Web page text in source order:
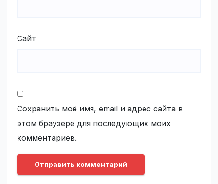
Сайт
Сохранить моё имя, email и адрес сайта в
этом браузере для последующих моих
комментариев.